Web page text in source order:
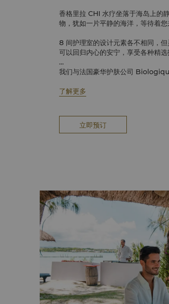
香格里拉 CHI 水疗坐落于海岛上的
物，犹如一片平静的海洋，等待着您
8 间护理室的设计元素各不相同，
可以回归内心的安宁，享受各种精选
我们与法国豪华护肤公司
效果。
了解更多
立即预订